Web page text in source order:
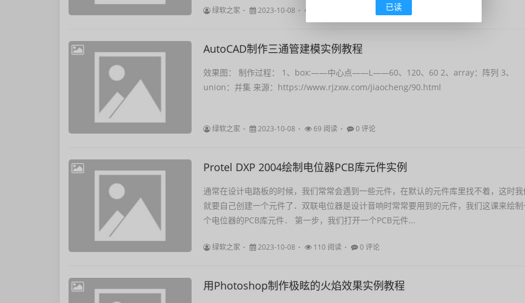
绿软之家 2023-10-08
AutoCAD制作三通管建模实例教程
效果图： 制作过程： 1、box:——中心点——L——60、120、60 2、array：阵列 3、
union：并集 来源：https://www.rjzxw.com/jiaocheng/90.html
绿软之家 2023-10-08 69 阅读 0 评论
Protel DXP 2004绘制电位器PCB库元件实例
通常在设计电路板的时候，我们常常会遇到一些元件，在默认的元件库里找不着，这时
就要自己创建一个元件了．双联电位器是设计音响时常常要用到的元件，我们这课来绘
个电位器的PCB库元件． 第一步，我们打开一个PCB元件...
绿软之家 2023-10-08 110 阅读 0 评论
用Photoshop制作极眩的火焰效果实例教程
已读